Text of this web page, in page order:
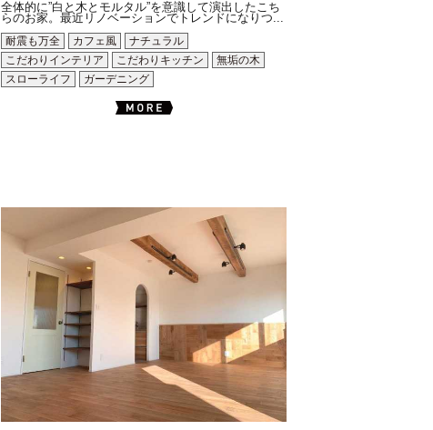
全体的に”白と木とモルタル”を意識して演出したこち
らのお家。最近リノベーションでトレンドになりつ...
耐震も万全
カフェ風
ナチュラル
こだわりインテリア
こだわりキッチン
無垢の木
スローライフ
ガーデニング